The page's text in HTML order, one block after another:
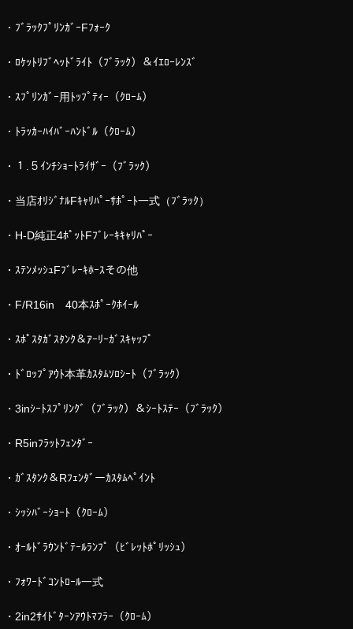
・ﾌﾞﾗｯｸﾌﾟﾘﾝｶﾞｰFﾌｫｰｸ
・ﾛｹｯﾄﾘﾌﾞﾍｯﾄﾞﾗｲﾄ（ﾌﾞﾗｯｸ）＆ｲｴﾛｰﾚﾝｽﾞ
・ｽﾌﾟﾘﾝｶﾞｰ用ﾄｯﾌﾟﾃｨｰ（ｸﾛｰﾑ）
・ﾄﾗｯｶｰﾊｲﾊﾞｰﾊﾝﾄﾞﾙ（ｸﾛｰﾑ）
・１.５ｲﾝﾁｼｮｰﾄﾗｲｻﾞｰ（ﾌﾞﾗｯｸ）
・当店ｵﾘｼﾞﾅﾙFｷｬﾘﾊﾟｰｻﾎﾟｰﾄ一式（ﾌﾞﾗｯｸ）
・H-D純正4ﾎﾟｯﾄFﾌﾞﾚｰｷｷｬﾘﾊﾟｰ
・ｽﾃﾝﾒｯｼｭFﾌﾞﾚｰｷﾎｰｽその他
・F/R16in 40本ｽﾎﾟｰｸﾎｲｰﾙ
・ｽﾎﾟｽﾀｶﾞｽﾀﾝｸ＆ｱｰﾘｰｶﾞｽｷｬｯﾌﾟ
・ﾄﾞﾛｯﾌﾟｱｳﾄ本革ｶｽﾀﾑｿﾛｼｰﾄ（ﾌﾞﾗｯｸ）
・3inｼｰﾄｽﾌﾟﾘﾝｸﾞ（ﾌﾞﾗｯｸ）＆ｼｰﾄｽﾃｰ（ﾌﾞﾗｯｸ）
・R5inﾌﾗｯﾄﾌｪﾝﾀﾞｰ
・ｶﾞｽﾀﾝｸ＆Rﾌｪﾝﾀﾞーｶｽﾀﾑﾍﾟｲﾝﾄ
・ｼｯｼﾊﾞｰｼｮｰﾄ（ｸﾛｰﾑ）
・ｵｰﾙﾄﾞﾗｳﾝﾄﾞﾃｰﾙﾗﾝﾌﾟ（ﾋﾞﾚｯﾄﾎﾟﾘｯｼｭ）
・ﾌｫﾜｰﾄﾞｺﾝﾄﾛｰﾙ一式
・2in2ｻｲﾄﾞﾀｰﾝｱｳﾄﾏﾌﾗｰ（ｸﾛｰﾑ）